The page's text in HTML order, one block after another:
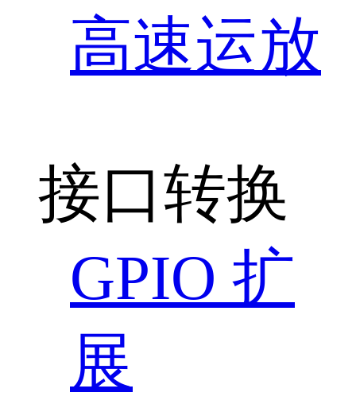
高速运放
接口转换
GPIO 扩
展